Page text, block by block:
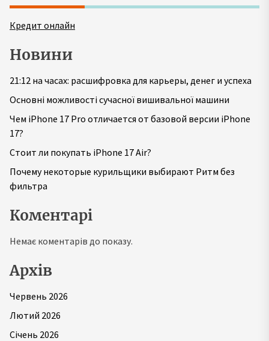
Кредит онлайн
Новини
21:12 на часах: расшифровка для карьеры, денег и успеха
Основні можливості сучасної вишивальної машини
Чем iPhone 17 Pro отличается от базовой версии iPhone
17?
Стоит ли покупать iPhone 17 Air?
Почему некоторые курильщики выбирают Ритм без
фильтра
Коментарі
Немає коментарів до показу.
Архів
Червень 2026
Лютий 2026
Січень 2026